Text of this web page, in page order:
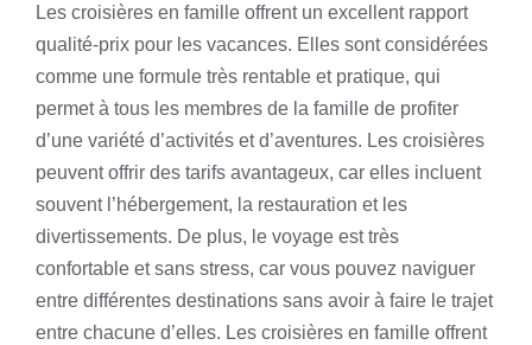
Les croisières en famille offrent un excellent rapport
qualité-prix pour les vacances. Elles sont considérées
comme une formule très rentable et pratique, qui
permet à tous les membres de la famille de profiter
d’une variété d’activités et d’aventures. Les croisières
peuvent offrir des tarifs avantageux, car elles incluent
souvent l’hébergement, la restauration et les
divertissements. De plus, le voyage est très
confortable et sans stress, car vous pouvez naviguer
entre différentes destinations sans avoir à faire le trajet
entre chacune d’elles. Les croisières en famille offrent